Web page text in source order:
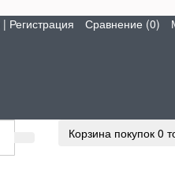
| Регистрация Сравнение (0)
Корзина покупок 0